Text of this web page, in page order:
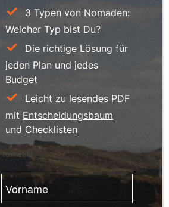
3 Typen von Nomaden:
Welcher Typ bist Du?
Die richtige Lösung für
jeden Plan und jedes
Budget
Leicht zu lesendes PDF
mit Entscheidungsbaum
und Checklisten
Turnstile
Vorname(erforderlich)